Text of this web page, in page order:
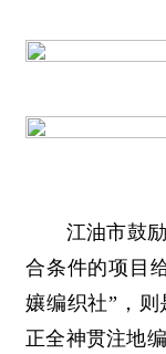
江油市鼓励
合条件的项目
孃编织社”，
正全神贯注地